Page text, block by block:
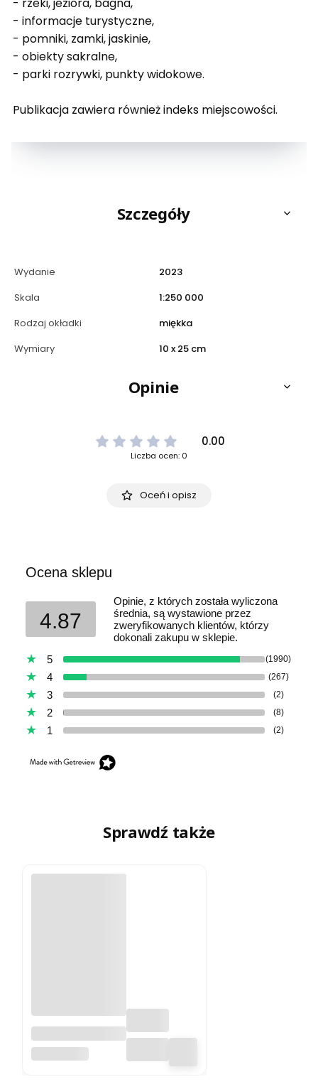
- informacje turystyczne,
- pomniki, zamki, jaskinie,
- obiekty sakralne,
- parki rozrywki, punkty widokowe.
Publikacja zawiera również indeks miejscowości.
Szczegóły
Wydanie
2023
Skala
1:250 000
Rodzaj okładki
miękka
Wymiary
10 x 25 cm
Opinie
0.00
Liczba ocen: 0
Oceń i opisz
Ocena sklepu
4.87
Opinie, z których została wyliczona
średnia, są wystawione przez
zweryfikowanych klientów, którzy
dokonali zakupu w sklepie.
5
(1990)
4 (267)
3 (2)
2 (8)
1 (2)
Sprawdź także
Wielka Brytania i
Irlandia. Anglia,